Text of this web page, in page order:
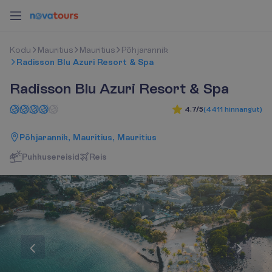
Kodu Mauritius Mauritius
Põhjarannik
Radisson Blu Azuri Resort & Spa
Radisson Blu Azuri Resort & Spa
4.7/5(4411 hinnangut)
Põhjarannik, Mauritius, Mauritius
Puhkusereisid
Reis